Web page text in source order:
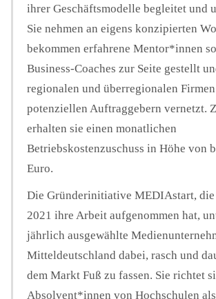
ihrer Geschäftsmodelle begleitet und
Sie nehmen an eigens konzipierten
bekommen erfahrene Mentor*innen
Business-Coaches zur Seite gestellt
regionalen und überregionalen
potenziellen Auftraggebern vernetzt.
erhalten sie einen monatlichen
Betriebskostenzuschuss in Höhe von
Euro.
Die Gründerinitiative MEDIAstart, die
2021 ihre Arbeit aufgenommen hat,
jährlich ausgewählte
Mitteldeutschland dabei, rasch und
dem Markt Fuß zu fassen. Sie richtet
Absolvent*innen von Hochschulen